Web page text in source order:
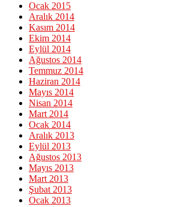
Ocak 2015
Aralık 2014
Kasım 2014
Ekim 2014
Eylül 2014
Ağustos 2014
Temmuz 2014
Haziran 2014
Mayıs 2014
Nisan 2014
Mart 2014
Ocak 2014
Aralık 2013
Eylül 2013
Ağustos 2013
Mayıs 2013
Mart 2013
Şubat 2013
Ocak 2013